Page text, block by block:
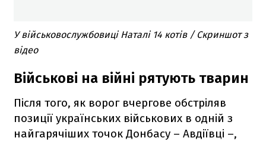
У військовослужбовиці Наталі 14 котів / Скриншот з
відео
Військові на війні рятують тварин
Після того, як ворог вчергове обстріляв
позиції українських військових в одній з
найгарячіших точок Донбасу – Авдіївці –,